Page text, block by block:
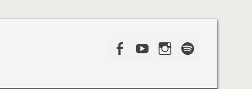
Facebook
YouTubeInstagram